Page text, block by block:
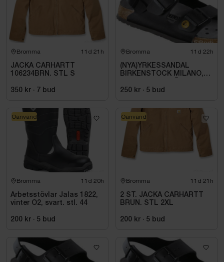
Bromma 11d 21h
JACKA CARHARTT
106234BRN. STL S
350 kr · 7 bud
Bromma 11d 22h
(NYA)YRKESSANDAL
BIRKENSTOCK MILANO,
SVART. STL 42
250 kr · 5 bud
Bromma 11d 20h
Arbetsstövlar Jalas 1822,
vinter O2, svart. stl. 44
200 kr · 5 bud
Oanvänd
Bromma 11d 21h
2 ST. JACKA CARHARTT
BRUN. STL 2XL
200 kr · 5 bud
Oanvänd